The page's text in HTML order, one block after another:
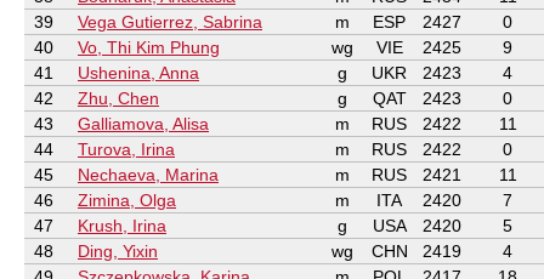
39
Vega Gutierrez, Sabrina m ESP 2427
0
40
Vo, Thi Kim Phung wg VIE 2425
9
41
Ushenina, Anna g UKR 2423
4
42
Zhu, Chen g QAT 2423
0
43
Galliamova, Alisa m RUS 2422
11
44
Turova, Irina m RUS 2422
0
45
Nechaeva, Marina m RUS 2421
11
46
Zimina, Olga m ITA 2420
7
47
Krush, Irina g USA 2420
5
48
Ding, Yixin wg CHN 2419
4